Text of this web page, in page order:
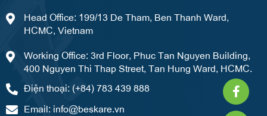
f
Head Office: 199/13 De Tham, Ben Thanh Ward,
HCMC, Vietnam
Working Office: 3rd Floor, Phuc Tan Nguyen Building,
400 Nguyen Thi Thap Street, Tan Hung Ward, HCMC.
Điện thoại: (+84) 783 439 888
Email: info@beskare.vn